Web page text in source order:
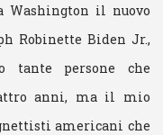
Washington il nuovo
Robinette Biden Jr.,
tante persone che
anni, ma il mio
americani che